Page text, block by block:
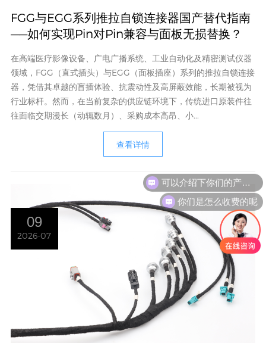
FGG与EGG系列推拉自锁连接器国产替代指南
——如何实现Pin对Pin兼容与面板无损替换？
在高端医疗影像设备、广电广播系统、工业自动化及精密测试仪器
领域，FGG（直式插头）与EGG（面板插座）系列的推拉自锁连接
器，凭借其卓越的盲插体验、抗震动性及高屏蔽效能，长期被视为
行业标杆。然而，在当前复杂的供应链环境下，传统进口原装件往
往面临交期漫长（动辄数月）、采购成本高昂、小...
查看详情
09
2026-07
你们是怎么收费的呢